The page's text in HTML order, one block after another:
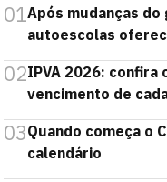
01Após mudanças do
autoescolas
02IPVA 2026: confira
vencimento de
03Quando começa o
calendário